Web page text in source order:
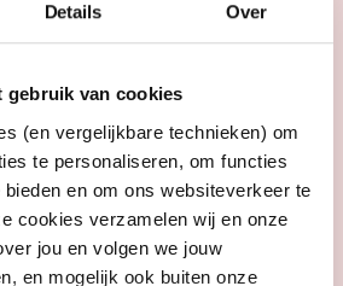
Details Over
gebruik van cookies
(en vergelijkbare technieken) om
te personaliseren, om functies
en om ons websiteverkeer te
cookies verzamelen wij en onze
jou en volgen we jouw
en mogelijk ook buiten onze
van Herinnering'. VSBfonds
van ons:
tot het Openluchtmuseum
door het Huis van